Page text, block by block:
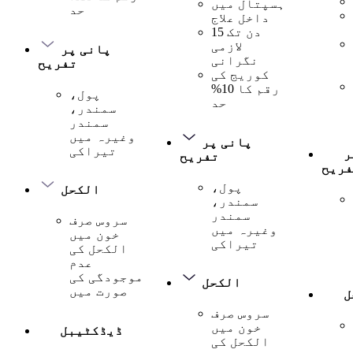
حد
پانی پر
تفریح
پول،
سمندر،
سمندر
وغیرہ میں
تیراکی
الکحل
سروس صرف
خون میں
الکحل کی
عدم
موجودگی کی
صورت میں
ڈیڈکٹیبل
ہسپتال میں
داخل علاج
15 دن تک
لازمی
نگرانی
کوریج کی
رقم کا 10%
حد
پانی پر
تفریح
پول،
سمندر،
سمندر
وغیرہ میں
تیراکی
الکحل
سروس صرف
خون میں
الکحل کی